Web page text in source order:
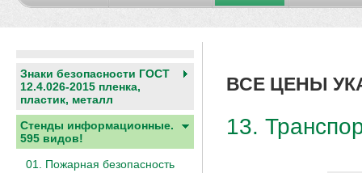
Знаки безопасности ГОСТ
12.4.026-2015 пленка,
пластик, металл
Стенды информационные.
595 видов!
01. Пожарная безопасность
ВСЕ ЦЕНЫ
13.